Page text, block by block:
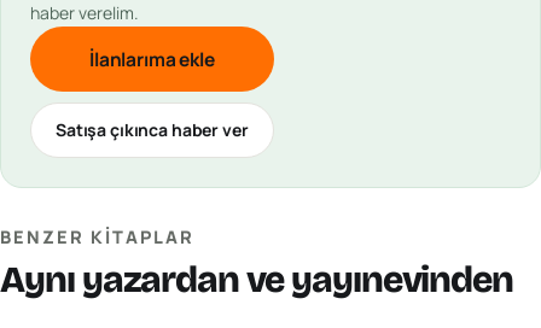
haber verelim.
İlanlarıma ekle
Satışa çıkınca haber ver
BENZER KITAPLAR
Aynı yazardan ve yayınevinden